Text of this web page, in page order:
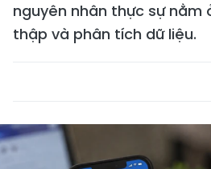
nguyên nhân thực sự nằm
thập và phân tích dữ liệu.